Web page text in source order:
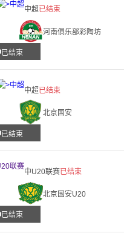
中超已结束
河南俱乐部彩陶坊
已结束
中超已结束
北京国安
已结束
中U20联赛已结束
北京国安U20
已结束